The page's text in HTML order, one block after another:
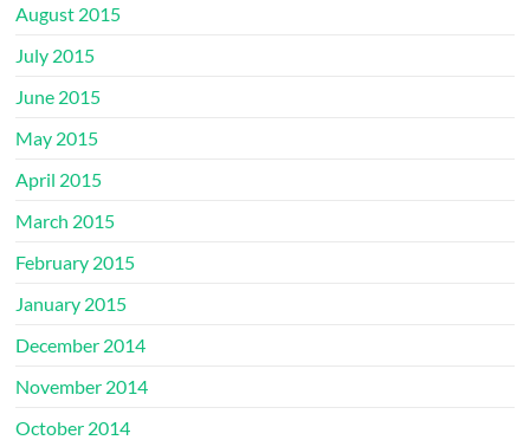
August 2015
July 2015
June 2015
May 2015
April 2015
March 2015
February 2015
January 2015
December 2014
November 2014
October 2014